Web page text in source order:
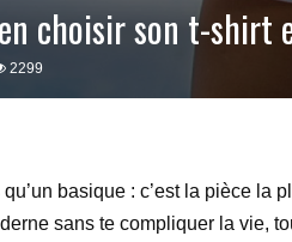
choisir son t-shirt
2299
basique : c’est la pièce
sans te compliquer la vie,